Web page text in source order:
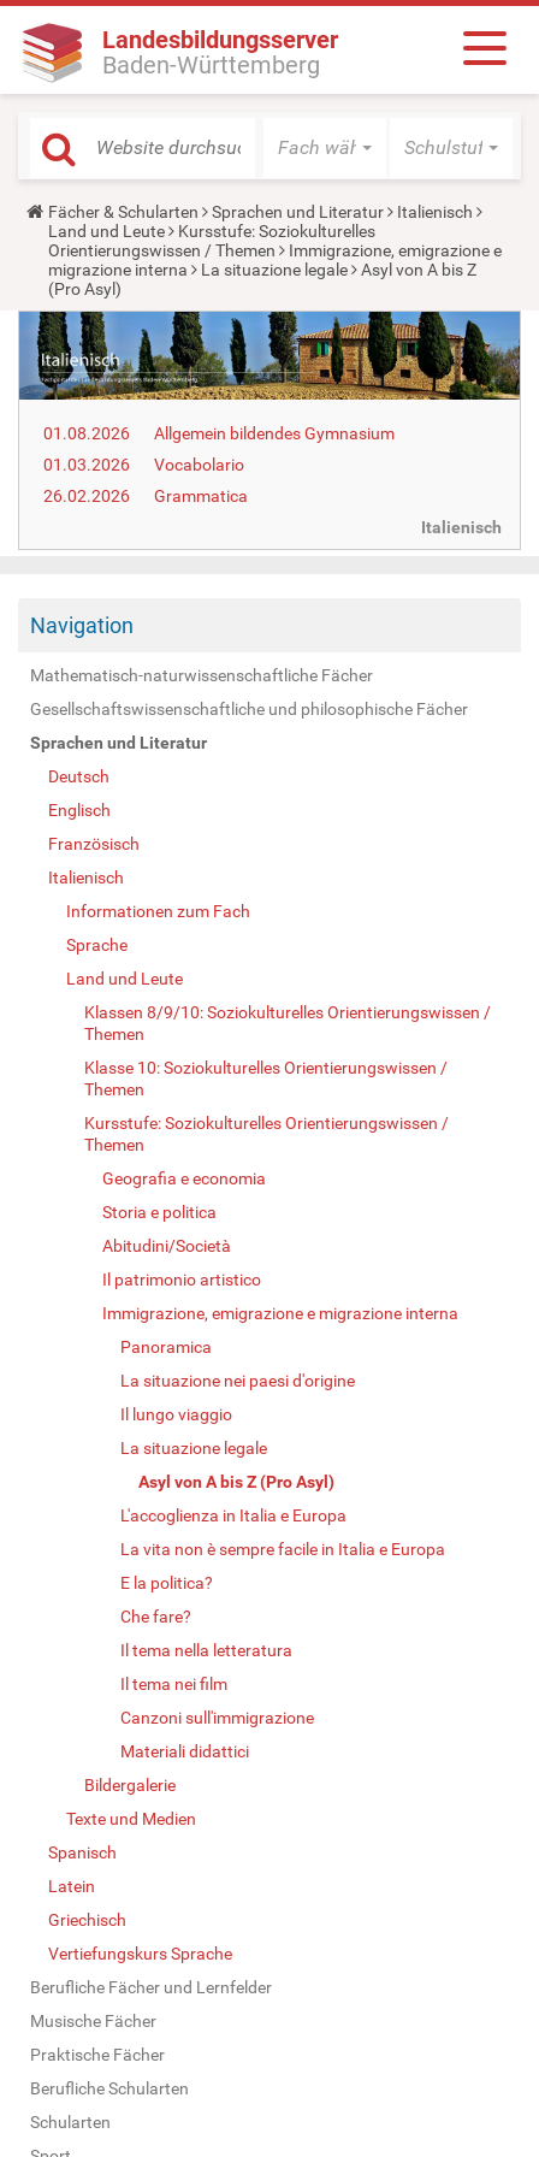
Landesbildungsserver
Baden-Württemberg
Fach wählen Schulstufe
Y
o
u
a
r
e
h
e
r
e
:
Fächer & Schularten Sprachen und Literatur
Italienisch
Land und Leute
Kursstufe: Soziokulturelles
Orientierungswissen / Themen
Immigrazione, emigrazione e
migrazione interna
La situazione legale
Asyl von A bis Z
(Pro Asyl)
01.08.2026
Allgemein bildendes Gymnasium
01.03.2026
Vocabolario
26.02.2026
Grammatica
Italienisch
Navigation
Mathematisch-naturwissenschaftliche Fächer
Gesellschaftswissenschaftliche und philosophische Fächer
Sprachen und Literatur
Deutsch
Englisch
Französisch
Italienisch
Informationen zum Fach
Sprache
Land und Leute
Klassen 8/9/10: Soziokulturelles Orientierungswissen /
Themen
Klasse 10: Soziokulturelles Orientierungswissen /
Themen
Kursstufe: Soziokulturelles Orientierungswissen /
Themen
Geografia e economia
Storia e politica
Abitudini/Società
Il patrimonio artistico
Immigrazione, emigrazione e migrazione interna
Panoramica
La situazione nei paesi d'origine
Il lungo viaggio
La situazione legale
Asyl von A bis Z (Pro Asyl)
L'accoglienza in Italia e Europa
La vita non è sempre facile in Italia e Europa
E la politica?
Che fare?
Il tema nella letteratura
Il tema nei film
Canzoni sull'immigrazione
Materiali didattici
Bildergalerie
Texte und Medien
Spanisch
Latein
Griechisch
Vertiefungskurs Sprache
Berufliche Fächer und Lernfelder
Musische Fächer
Praktische Fächer
Berufliche Schularten
Schularten